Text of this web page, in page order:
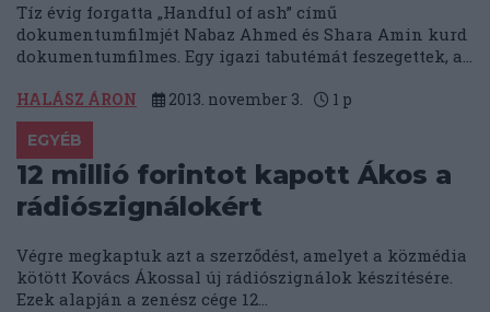
Tíz évig forgatta „Handful of ash” című
dokumentumfilmjét Nabaz Ahmed és Shara Amin kurd
dokumentumfilmes. Egy igazi tabutémát feszegettek, a...
HALÁSZ ÁRON 2013. november 3. 1 p
EGYÉB
12 millió forintot kapott Ákos a
rádiószignálokért
Végre megkaptuk azt a szerződést, amelyet a közmédia
kötött Kovács Ákossal új rádiószignálok készítésére.
Ezek alapján a zenész cége 12...